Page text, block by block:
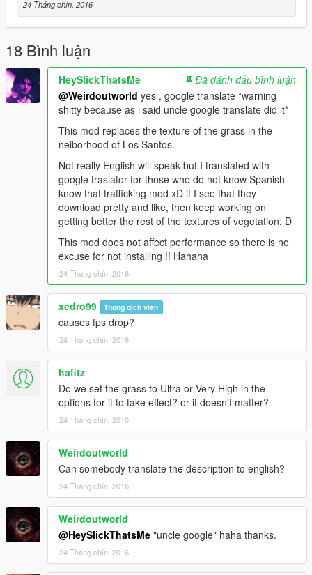
24 Tháng chín, 2016
18 Bình luận
HeySlickThatsMe
Đã đánh dấu bình luận
@Weirdoutworld yes , google translate *warning
shitty because as i said uncle google translate did it*
This mod replaces the texture of the grass in the
neiborhood of Los Santos.
Not really English will speak but I translated with
google traslator for those who do not know Spanish
know that trafficking mod xD if I see that they
download pretty and like, then keep working on
getting better the rest of the textures of vegetation: D
This mod does not affect performance so there is no
excuse for not installing !! Hahaha
24 Tháng chín, 2016
xedro99 Thông dịch viên
causes fps drop?
24 Tháng chín, 2016
hafitz
Do we set the grass to Ultra or Very High in the
options for it to take effect? or it doesn't matter?
24 Tháng chín, 2016
Weirdoutworld
Can somebody translate the description to english?
24 Tháng chín, 2016
Weirdoutworld
@HeySlickThatsMe "uncle google" haha thanks.
24 Tháng chín, 2016